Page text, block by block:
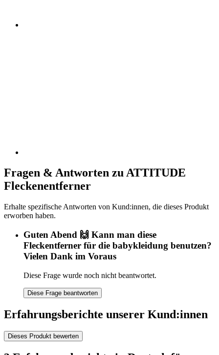
Fragen & Antworten zu ATTITUDE
Fleckenentferner
Erhalte spezifische Antworten von Kund:innen, die dieses Produkt
erworben haben.
Guten Abend 🙌 Kann man diese
Fleckentferner für die babykleidung benutzen?
Vielen Dank im Voraus
Diese Frage wurde noch nicht beantwortet.
Diese Frage beantworten
Erfahrungsberichte unserer Kund:innen
Dieses Produkt bewerten